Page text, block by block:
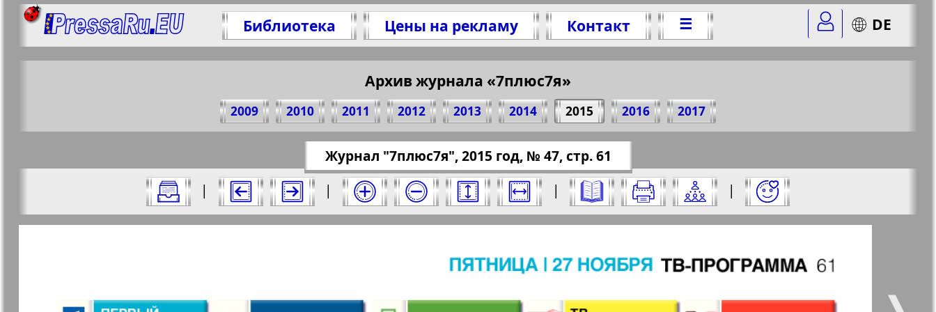
Библиотека Цены на рекламу Контакт ☰ DE
Архив журнала «7плюс7я»
2009 2010 2011 2012 2013 2014 2015 2016 2017
Все номера журнала "7плюс7я" за 2015 год. Выберите номер и нажмите на него:
Журнал "7плюс7я", 2015 год, № 47, стр. 61
|
| | |
Страницы журнала "7плюс7я". Номер: 47, 2015 год. Выберите страницу и нажмите на нее:
1 2 3 4 5
Отправить
Поделитесь 61 стр. журнала "7плюс7я", № 47, 2015 г.
(Нажмите, чтобы скопировать ссылку)
https://pressaru.eu/?pub=7-plus-semya&god=2015&nomer=47&str=61
Апельсин
Баден-
Берлинский
Все pro все Город 511